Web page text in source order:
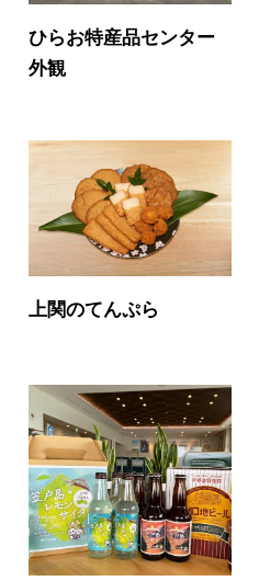
ひらお特産品センター
外観
上関のてんぷら